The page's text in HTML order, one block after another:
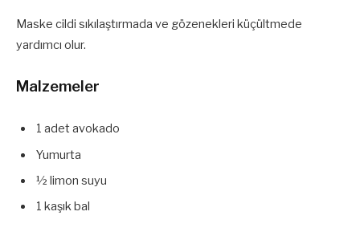
Maske cildi sıkılaştırmada ve gözenekleri küçültmede
yardımcı olur.
Malzemeler
1 adet avokado
Yumurta
½ limon suyu
1 kaşık bal